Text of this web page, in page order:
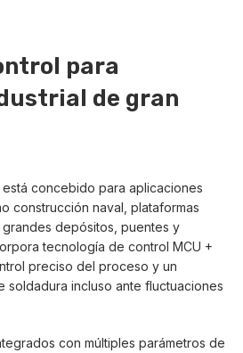
para
de gran
está concebido para aplicaciones
construcción naval, plataformas
depósitos, puentes y
tecnología de control MCU +
preciso del proceso y un
soldadura incluso ante fluctuaciones
con múltiples parámetros de